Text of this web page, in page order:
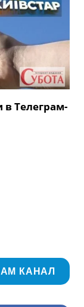
Телеграм-
КАНАЛ